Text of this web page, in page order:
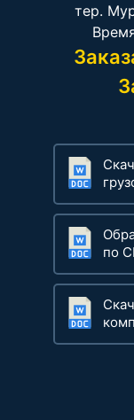
тер.
по